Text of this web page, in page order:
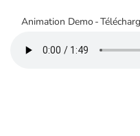
Animation Demo -